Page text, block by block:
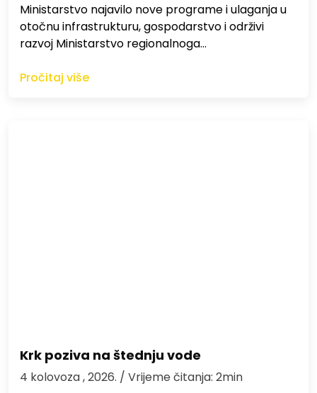
Ministarstvo najavilo nove programe i ulaganja u
otočnu infrastrukturu, gospodarstvo i održivi
razvoj Ministarstvo regionalnoga…
Pročitaj više
Krk poziva na štednju vode
4 kolovoza , 2026. / Vrijeme čitanja: 2min